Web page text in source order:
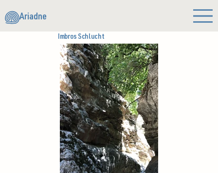
Ariadne
Imbros Schlucht